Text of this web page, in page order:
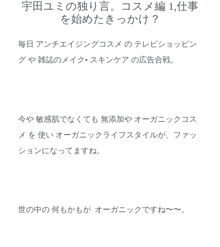
宇田ユミの独り言。コスメ編 1,仕事
を始めたきっかけ？
毎日 アンチエイジングコスメ の テレビショッピン
グ や 雑誌のメイク• スキンケア の広告合戦。
今や 敏感肌でなくても 無添加や オーガニックコス
メ を 使い オーガニックライフスタイルが、ファッ
ションになってますね。
世の中の 何もかもが オーガニックですね〜〜。